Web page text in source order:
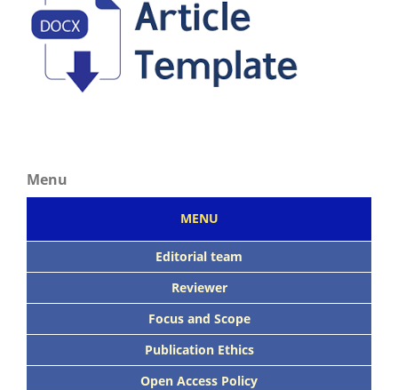
Menu
MENU
Editorial team
Reviewer
Focus and Scope
Publication Ethics
Open Access Policy